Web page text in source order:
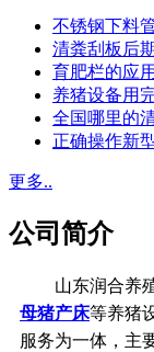
不锈钢下料
清粪刮板后
育肥栏的应
养猪设备用
全国哪里的
正确操作新
更多..
公司简介
山东润合养殖
母猪产床等养猪
服务为一体，主